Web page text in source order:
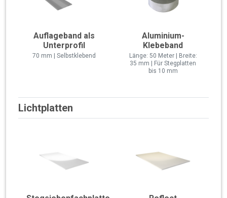
Auflageband als
Unterprofil
70 mm | Selbstklebend
Aluminium-
Klebeband
Länge: 50 Meter | Breite:
35 mm | Für Stegplatten
bis 10 mm
Lichtplatten